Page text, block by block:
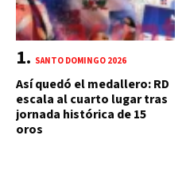
SANTO DOMINGO 2026
Así quedó el medallero: RD
escala al cuarto lugar tras
jornada histórica de 15
oros